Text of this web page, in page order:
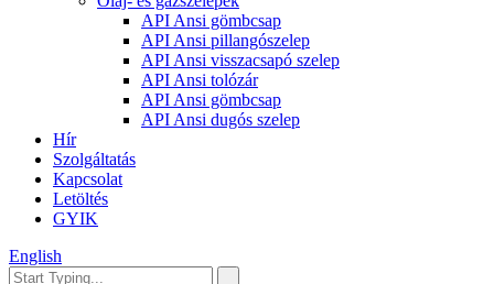
API Ansi gömbcsap
API Ansi pillangószelep
API Ansi visszacsapó szelep
API Ansi tolózár
API Ansi gömbcsap
API Ansi dugós szelep
Hír
Szolgáltatás
Kapcsolat
Letöltés
GYIK
English